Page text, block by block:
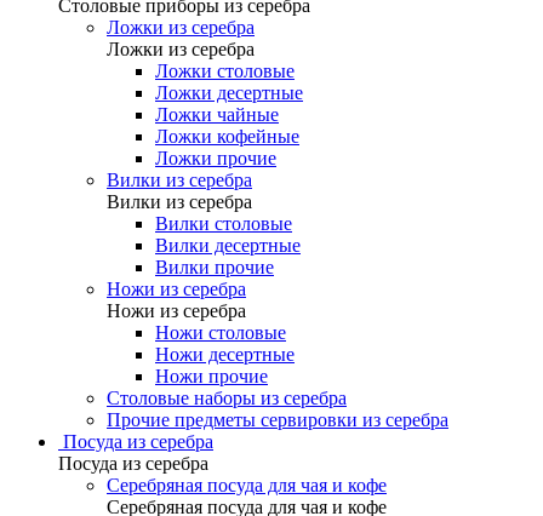
Столовые приборы из серебра
Ложки из серебра
Ложки из серебра
Ложки столовые
Ложки десертные
Ложки чайные
Ложки кофейные
Ложки прочие
Вилки из серебра
Вилки из серебра
Вилки столовые
Вилки десертные
Вилки прочие
Ножи из серебра
Ножи из серебра
Ножи столовые
Ножи десертные
Ножи прочие
Столовые наборы из серебра
Прочие предметы сервировки из серебра
Посуда из серебра
Посуда из серебра
Серебряная посуда для чая и кофе
Серебряная посуда для чая и кофе